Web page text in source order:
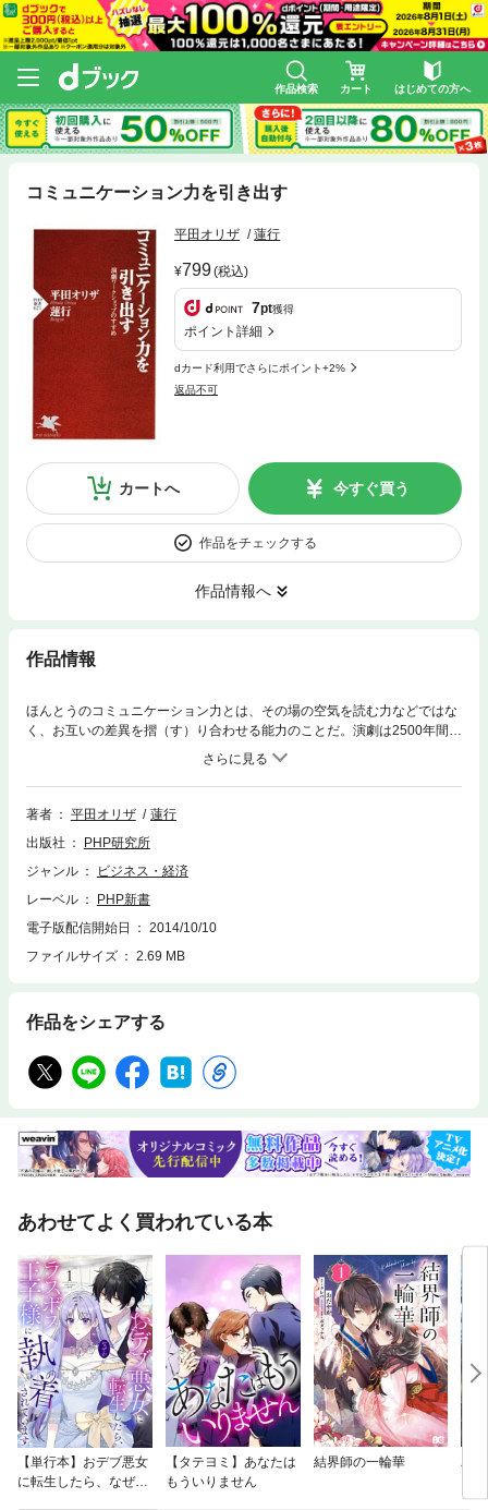
作品検索 カート はじめての方へ
コミュニケーション力を引き出す
平田オリザ 蓮行
799(税込)
7pt獲得
ポイント詳細
dカード利用でさらにポイント+2%
返品不可
カートへ 今すぐ買う
作品をチェックする
作品情報へ
作品情報
ほんとうのコミュニケーション力とは、その場の空気を読む力などではな
く、お互いの差異を摺（す）り合わせる能力のことだ。演劇は2500年間、
人間がもともと持っているそのようなコミュニケーション力を引き出して
きた。祭りの際に演劇が上演されたのは、演劇に地域のコミュニティーを
形成する力があったためである。この「演劇の力」を現代に合う形で活用
する「演劇ワークショップ」の理論と理念を、現代演劇の旗手平田オリザ
が、そのプロセスを解説。ある企業における演劇ワークショップの模様を
ドラマチックに解説する。さらに、世界中から注目を集めているフィンラ
や、「あくび卵発声」などの具体的なノウハウも満載。ビジネスパーソ
ン、教員、そしてこれからの日本を動かす政治家、官僚も必読の一冊。
著者 平田オリザ
蓮行
出版社
PHP研究所
ジャンル
ビジネス・経済
レーベル
PHP新書
電子版配信開始日
2014/10/10
ファイルサイズ
2.69 MB
作品をシェアする
あわせてよく買われている本
【単行本】おデブ悪女
に転生したら、なぜか
【タテヨミ】あなたは
もういりません
結界師の一輪華
バ
今